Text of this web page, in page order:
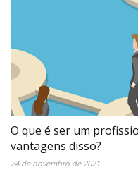
O que é ser um
vantagens disso?
24 de novembro de 2021